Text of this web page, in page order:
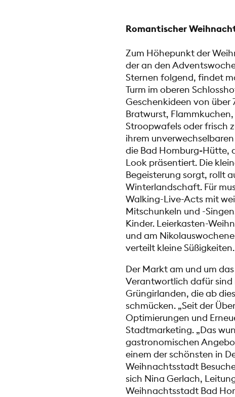
Romantischer
Zum Höhepunkt der
der an den
Sternen folgend, findet
Turm im oberen
Geschenkideen von über
Bratwurst,
Stroopwafels oder frisch
ihrem
die Bad Homburg-Hütte,
Look präsentiert. Die
Begeisterung sorgt, rollt
Winterlandschaft. Für
Walking-Live-Acts mit
Mitschunkeln und -
Kinder. Leierkasten-
und am
verteilt kleine Süßigkeiten.
Der Markt am und um
Verantwortlich dafür sind
Grüngirlanden, die ab
schmücken. „Seit der
Optimierungen und
Stadtmarketing. „Das
gastronomischen
einem der schönsten in
Weihnachtsstadt
sich Nina Gerlach,
Weihnachtsstadt Bad